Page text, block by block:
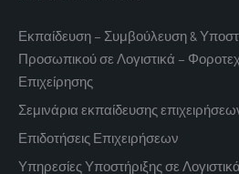
Εκπαίδευση – Συμβούλευση &
Προσωπικού σε Λογιστικά –
Επιχείρησης
Σεμινάρια εκπαίδευσης
Επιδοτήσεις Επιχειρήσεων
Υπηρεσίες Υποστήριξης σε